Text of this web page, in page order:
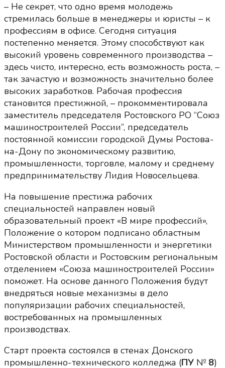
– Не секрет, что одно время молодежь
стремилась больше в менеджеры и юристы – к
профессиям в офисе. Сегодня ситуация
постепенно меняется. Этому способствуют как
высокий уровень современного производства –
здесь чисто, интересно, есть возможность роста, –
так зачастую и возможность значительно более
высоких заработков. Рабочая профессия
становится престижной, – прокомментировала
заместитель председателя Ростовского РО “Союз
машиностроителей России”, председатель
постоянной комиссии городской Думы Ростова-
на-Дону по экономическому развитию,
промышленности, торговле, малому и среднему
предпринимательству Лидия Новосельцева.
На повышение престижа рабочих
специальностей направлен новый
образовательный проект «В мире профессий»,
Положение о котором подписано областным
Министерством промышленности и энергетики
Ростовской области и Ростовским региональным
отделением «Союза машиностроителей России»
поможет. На основе данного Положения будут
внедряться новые механизмы в дело
популяризации рабочих специальностей,
востребованных на промышленных
производствах.
Старт проекта состоялся в стенах Донского
промышленно-технического колледжа (ПУ № 8)